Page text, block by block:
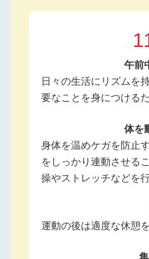
午前
日々の生活にリズムを
要なことを身につける
体を
身体を温めケガを防止
をしっかり連動させる
操やストレッチなどを行
運動の後は適度な休憩